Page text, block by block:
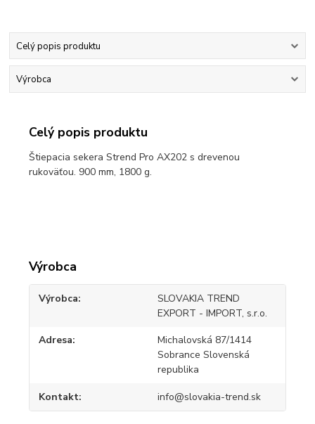
Celý popis produktu
Výrobca
Celý popis produktu
Štiepacia sekera Strend Pro AX202 s drevenou
rukoväťou. 900 mm, 1800 g.
Výrobca
Výrobca
SLOVAKIA TREND
EXPORT - IMPORT, s.r.o.
Adresa
Michalovská 87/1414
Sobrance Slovenská
republika
Kontakt info@slovakia-trend.sk